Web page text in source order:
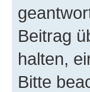
Beitrag
halten,
Bitte